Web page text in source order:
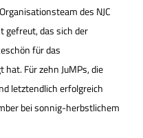
des NJC
gefreut, das sich der
für das
Für zehn JuMPs, die
letztendlich erfolgreich
bei sonnig-herbstlichem